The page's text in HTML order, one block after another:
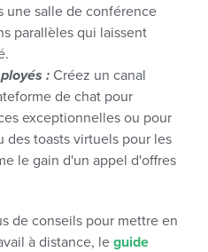
une salle de conférence
parallèles qui laissent
: Créez un canal
de chat pour
exceptionnelles ou pour
des toasts virtuels pour les
le gain d'un appel d'offres
de conseils pour mettre en
à distance, le guide